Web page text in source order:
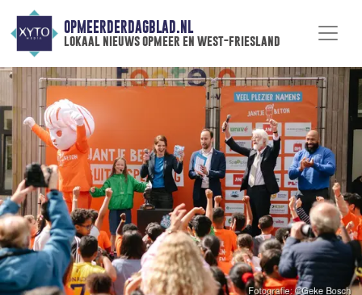
OPMEERDERDAGBLAD.NL
lokaal nieuws opmeer en west-friesland